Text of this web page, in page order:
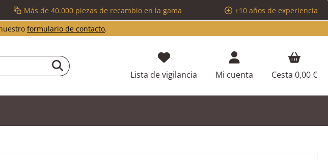
Más de 40.000 piezas de recambio en la gama
+10 años de experiencia
formulario de contacto.
Lista de vigilancia Tienes 0 artículos en tu lista de
Mi cuenta Cesta 0,00 €